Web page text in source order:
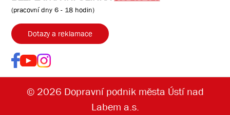
(pracovní dny 6 - 18 hodin)
Dotazy a reklamace
© 2026 Dopravní podnik města Ústí nad
Labem a.s.